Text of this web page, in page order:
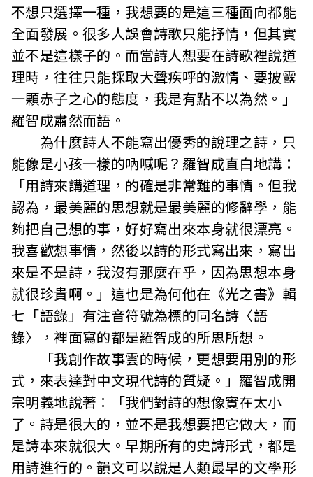
不想只選擇一種，我想要的是這三種面向都能
全面發展。很多人誤會詩歌只能抒情，但其實
並不是這樣子的。而當詩人想要在詩歌裡說道
理時，往往只能採取大聲疾呼的激情、要披露
一顆赤子之心的態度，我是有點不以為然。」
羅智成肅然而語。
為什麼詩人不能寫出優秀的說理之詩，只
能像是小孩一樣的吶喊呢？羅智成直白地講：
「用詩來講道理，的確是非常難的事情。但我
認為，最美麗的思想就是最美麗的修辭學，能
夠把自己想的事，好好寫出來本身就很漂亮。
我喜歡想事情，然後以詩的形式寫出來，寫出
來是不是詩，我沒有那麼在乎，因為思想本身
就很珍貴啊。」這也是為何他在《光之書》輯
七「語錄」有注音符號為標的同名詩〈語
錄〉，裡面寫的都是羅智成的所思所想。
「我創作故事雲的時候，更想要用別的形
式，來表達對中文現代詩的質疑。」羅智成開
宗明義地說著：「我們對詩的想像實在太小
了。詩是很大的，並不是我想要把它做大，而
是詩本來就很大。早期所有的史詩形式，都是
用詩進行的。韻文可以說是人類最早的文學形